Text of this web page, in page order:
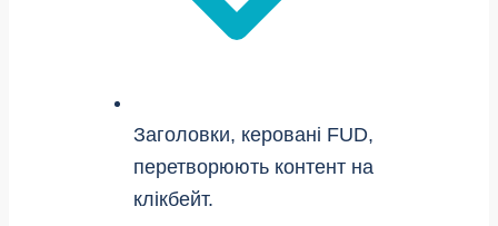
Заголовки, керовані FUD,
перетворюють контент на
клікбейт.